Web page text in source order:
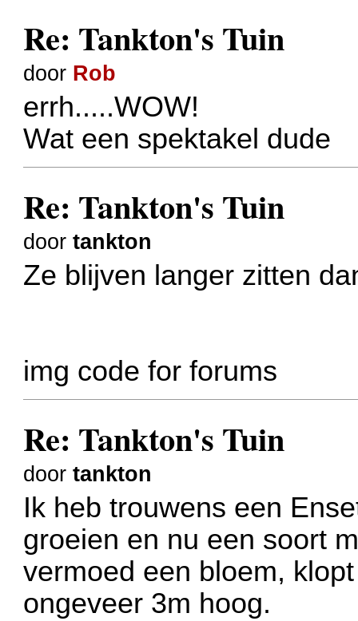
Re: Tankton's Tuin
door Rob
errh.....WOW!
Wat een spektakel dude
Re: Tankton's Tuin
doortankton
Ze blijven langer zitten
img code for forums
Re: Tankton's Tuin
doortankton
Ik heb trouwens een
groeien en nu een soort
vermoed een bloem,
ongeveer 3m hoog.